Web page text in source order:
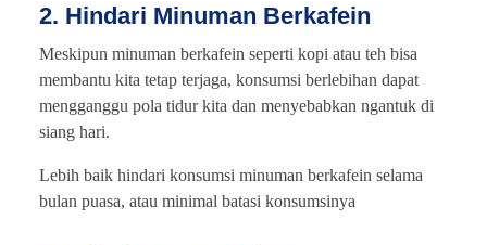
2. Hindari Minuman Berkafein
Meskipun minuman berkafein seperti kopi atau teh bisa
membantu kita tetap terjaga, konsumsi berlebihan dapat
mengganggu pola tidur kita dan menyebabkan ngantuk di
siang hari.
Lebih baik hindari konsumsi minuman berkafein selama
bulan puasa, atau minimal batasi konsumsinya